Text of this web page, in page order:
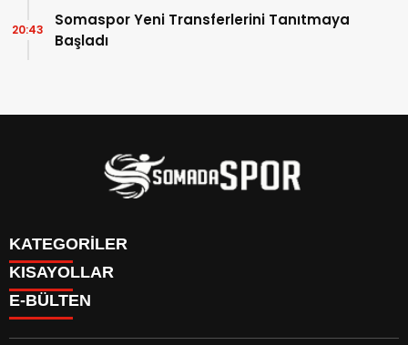
Somaspor Yeni Transferlerini Tanıtmaya
Başladı
20:43
KATEGORİLER
İletişim
İstatistikler & Puan Durumu & Fikstür
KISAYOLLAR
Genel
Somaspor
E-BÜLTEN